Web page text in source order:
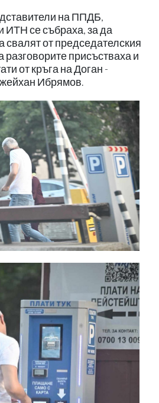
на ППДБ,
се събраха, за да
свалят от председателския
разговорите присъстваха и
от кръга на Доган -
Ибрямов.